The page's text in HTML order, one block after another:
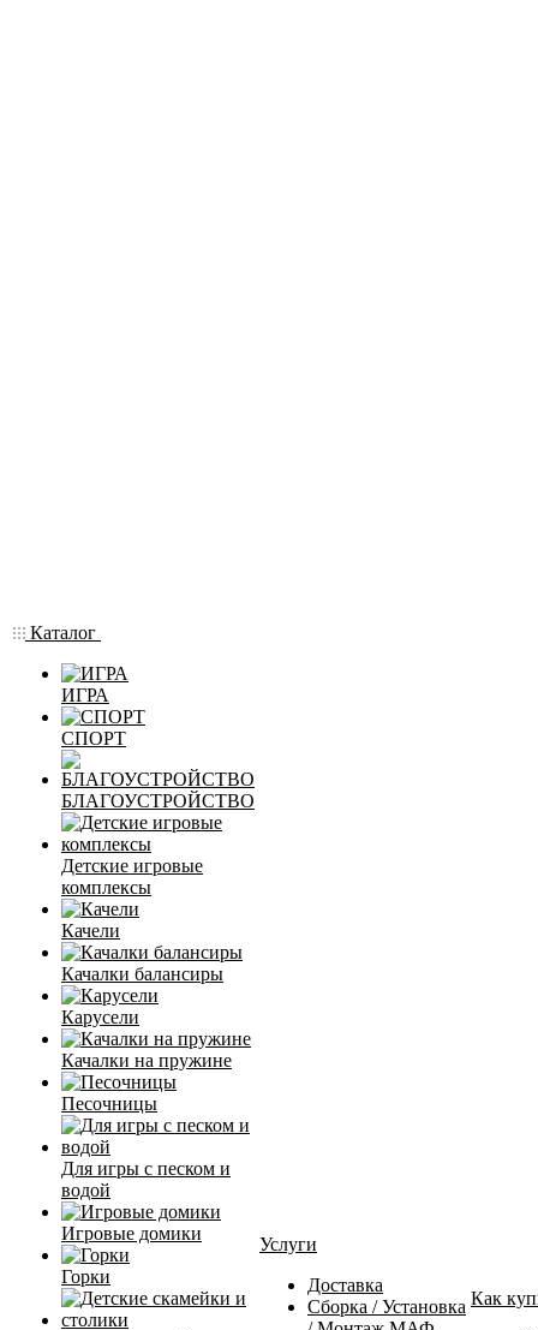
Каталог
ИГРА
СПОРТ
БЛАГОУСТРОЙСТВО
Детские игровые
комплексы
Качели
Качалки балансиры
Карусели
Качалки на пружине
Песочницы
Для игры с песком и
водой
Игровые домики
Горки
Услуги
Доставка
Сборка / Установка Как